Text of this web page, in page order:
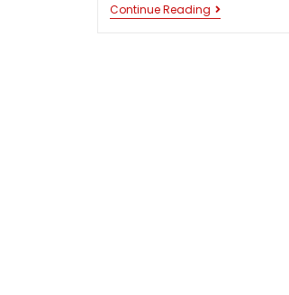
Continue ReadingLOTTE
WORLD